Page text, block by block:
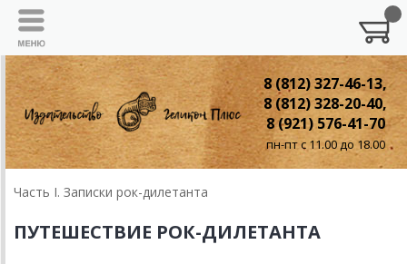
8 (812) 327-46-13,
8 (812) 328-20-40,
8 (921) 576-41-70
пн-пт с 11.00 до 18.00
Часть I. Записки рок-дилетанта
ПУТЕШЕСТВИЕ РОК-ДИЛЕТАНТА